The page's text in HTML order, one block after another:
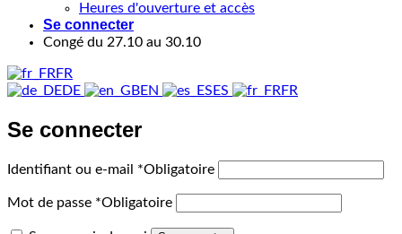
Heures d'ouverture et accès
Se connecter
Congé du 27.10 au 30.10
FR
DE
EN ES FR
Se connecter
Identifiant ou e-mail *Obligatoire
Mot de passe *Obligatoire